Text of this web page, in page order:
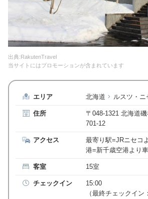
出典:RakutenTravel
当サイトにはプロモーションが含まれています
エリア 北海道 ルスツ・
住所
〒048-1321 北海道
701-12
アクセス
最寄り駅=JRニセコ
港=新千歳空港より車
客室 15室
チェックイン
15:00
（最終チェックイン